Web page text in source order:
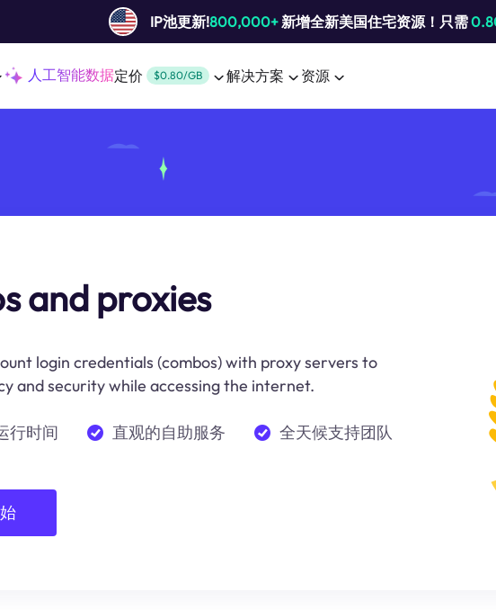
IP池更新!800,000+新增全新美国住宅资源！只需
人工智能数据定价 $0.80/GB 解决方案 资源
and proxies
login credentials (combos) with proxy servers to
and security while accessing the internet.
行时间 直观的自助服务 全天候支持团队